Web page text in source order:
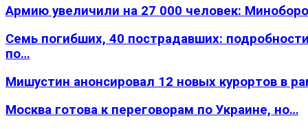
Армию увеличили на 27 000 человек:
Семь погибших, 40 пострадавших:
по…
Мишустин анонсировал 12 новых курортов в
Москва готова к переговорам по Украине, но…